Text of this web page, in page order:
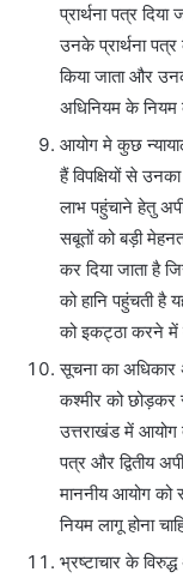
प्रार्थना पत्र
उनके प्रार्थना
किया जाता और
अधिनियम के
आयोग मे कुछ
हैं विपक्षियों से
लाभ पहुंचाने हेतु
सबूतों को बड़ी
कर दिया जाता है
को हानि पहुंचती है
को इकट्ठा करने में
सूचना का अधिकार
कश्मीर को
उत्तराखंड में आयोग
पत्र और द्वितीय
माननीय आयोग को
नियम लागू होना
भ्रष्टाचार के